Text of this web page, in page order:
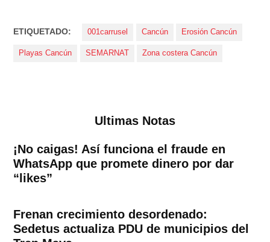
ETIQUETADO: 001carrusel Cancún Erosión Cancún
Playas Cancún SEMARNAT Zona costera Cancún
Ultimas Notas
¡No caigas! Así funciona el fraude en
WhatsApp que promete dinero por dar
“likes”
Frenan crecimiento desordenado:
Sedetus actualiza PDU de municipios del